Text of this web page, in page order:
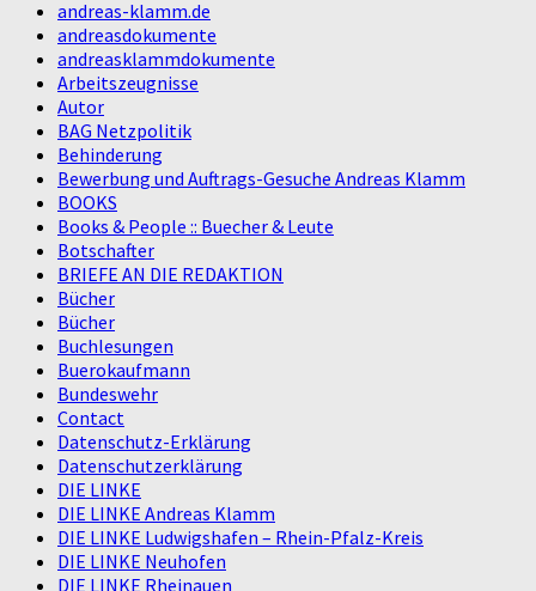
andreas-klamm.de
andreasdokumente
andreasklammdokumente
Arbeitszeugnisse
Autor
BAG Netzpolitik
Behinderung
Bewerbung und Auftrags-Gesuche Andreas Klamm
BOOKS
Books & People :: Buecher & Leute
Botschafter
BRIEFE AN DIE REDAKTION
Bücher
Bücher
Buchlesungen
Buerokaufmann
Bundeswehr
Contact
Datenschutz-Erklärung
Datenschutzerklärung
DIE LINKE
DIE LINKE Andreas Klamm
DIE LINKE Ludwigshafen – Rhein-Pfalz-Kreis
DIE LINKE Neuhofen
DIE LINKE Rheinauen